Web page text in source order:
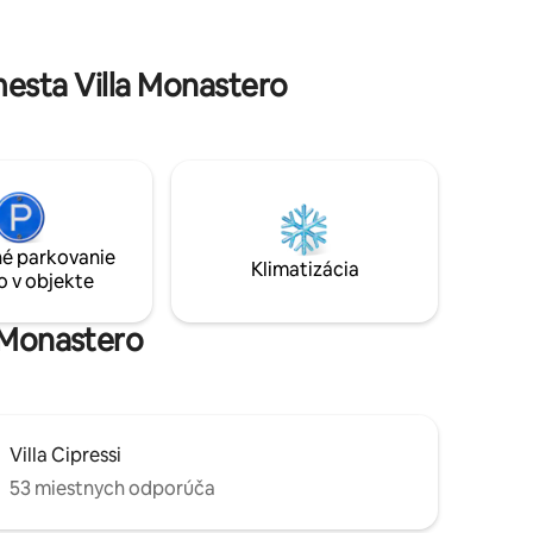
pre
Villa Monastero
parkovanie
v objekte
Klimatizácia
Villa Cipressi
53 miestnych odporúča